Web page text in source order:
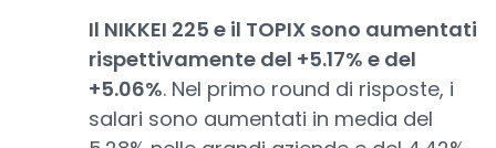
Il NIKKEI 225 e il TOPIX sono aumentati
rispettivamente del +5.17% e del
+5.06%. Nel primo round di risposte, i
salari sono aumentati in media del